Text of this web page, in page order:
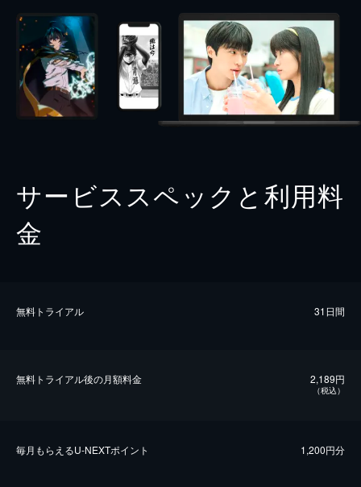
サービススペックと利用料
金
無料トライアル 31日間
無料トライアル後の⽉額料金 2,189円
（税込）
毎⽉もらえるU-NEXTポイント 1,200円分